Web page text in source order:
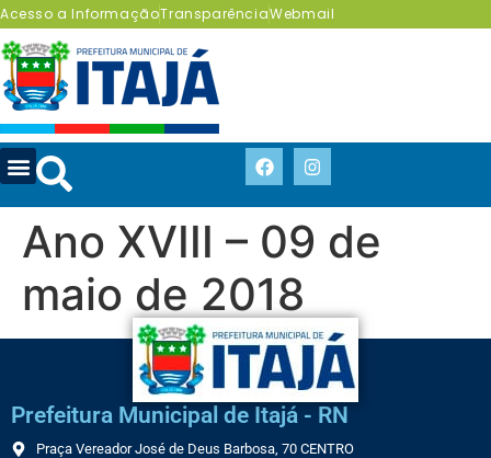
Acesso a InformaçãoTransparênciaWebmail
Ano XVIII – 09 de
maio de 2018
Prefeitura Municipal de Itajá - RN
Praça Vereador José de Deus Barbosa, 70 CENTRO